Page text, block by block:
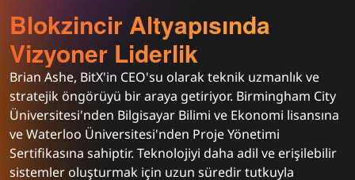
Blokzincir Altyapısında
Vizyoner Liderlik
Brian Ashe, BitX'in CEO'su olarak teknik uzmanlık ve
stratejik öngörüyü bir araya getiriyor. Birmingham City
Üniversitesi'nden Bilgisayar Bilimi ve Ekonomi lisansına
ve Waterloo Üniversitesi'nden Proje Yönetimi
Sertifikasına sahiptir. Teknolojiyi daha adil ve erişilebilir
sistemler oluşturmak için uzun süredir tutkuyla